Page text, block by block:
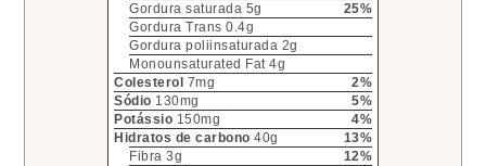
Gordura saturada 5g
25%
Gordura Trans 0.4g
Gordura poliinsaturada 2g
Monounsaturated Fat 4g
Colesterol 7mg
2%
Sódio 130mg
5%
Potássio 150mg
4%
Hidratos de carbono 40g
13%
Fibra 3g
12%